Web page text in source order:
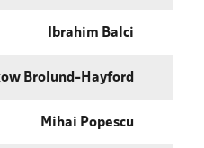
Ibrahim Balci
Brolund-Hayford
Mihai Popescu